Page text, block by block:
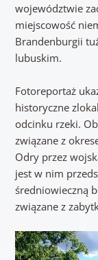
województwie
miejscowość
Brandenburgii
lubuskim.
Fotoreportaż
historyczne
odcinku rzeki.
związane z
Odry przez
jest w nim
średniowieczną
związane z